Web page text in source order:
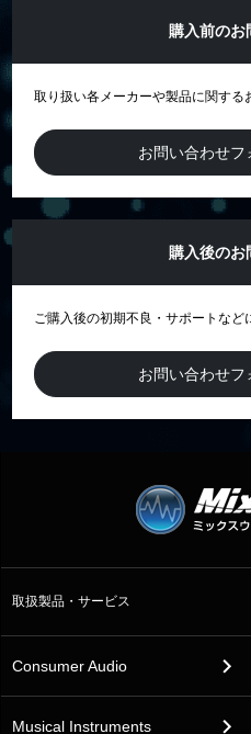
購入前のお
取り扱い各メーカーや製品に関する
お問い合わせフ
購入後のお
ご購入後の初期不良・サポートなど
お問い合わせフ
取扱製品・サービス
Consumer Audio
Musical Instruments